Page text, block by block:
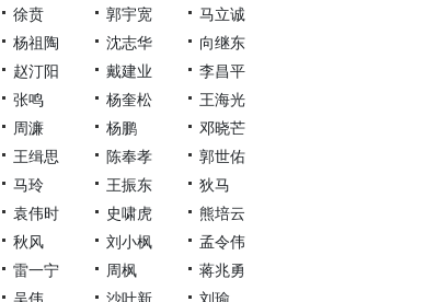
徐贲
郭宇宽
马立诚
杨祖陶
沈志华
向继东
赵汀阳
戴建业
李昌平
张鸣
杨奎松
王海光
周濂
杨鹏
邓晓芒
王缉思
陈奉孝
郭世佑
马玲
王振东
狄马
袁伟时
史啸虎
熊培云
秋风
刘小枫
孟令伟
雷一宁
周枫
蒋兆勇